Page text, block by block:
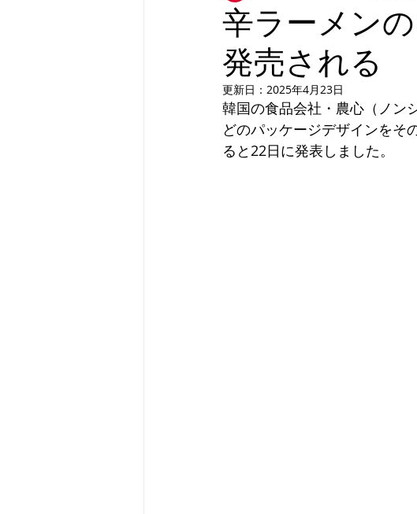
辛ラーメン
発売される
更新日： 2025年4月23日
韓国の食品会社・農心（ノン
どのパッケージデザインをそ
ると22日に発表しました。